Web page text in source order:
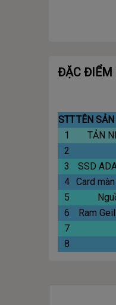
ĐẶC ĐIỂM
STTTÊN
1
TẢN
2
3
SSD
4
Card
5
6
Ram
7
8